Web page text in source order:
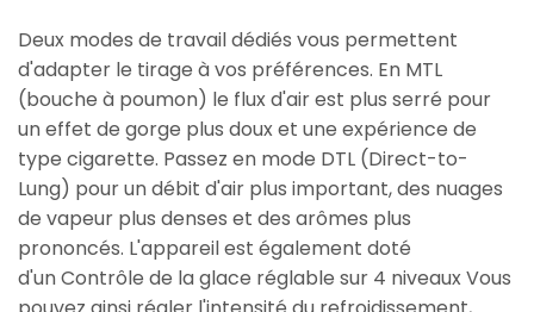
Deux modes de travail dédiés vous permettent
d'adapter le tirage à vos préférences. En MTL
(bouche à poumon) le flux d'air est plus serré pour
un effet de gorge plus doux et une expérience de
type cigarette. Passez en mode DTL (Direct-to-
Lung) pour un débit d'air plus important, des nuages
de vapeur plus denses et des arômes plus
prononcés. L'appareil est également doté
d'unContrôle de la glace réglable sur 4 niveauxVous